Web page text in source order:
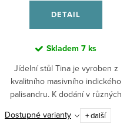
DETAIL
Skladem 7 ks
Jídelní stůl Tina je vyroben z
kvalitního masivního indického
palisandru. K dodání v různých
rozměrech - délkách /
120,140,175,200 cm /
Dostupné varianty + další